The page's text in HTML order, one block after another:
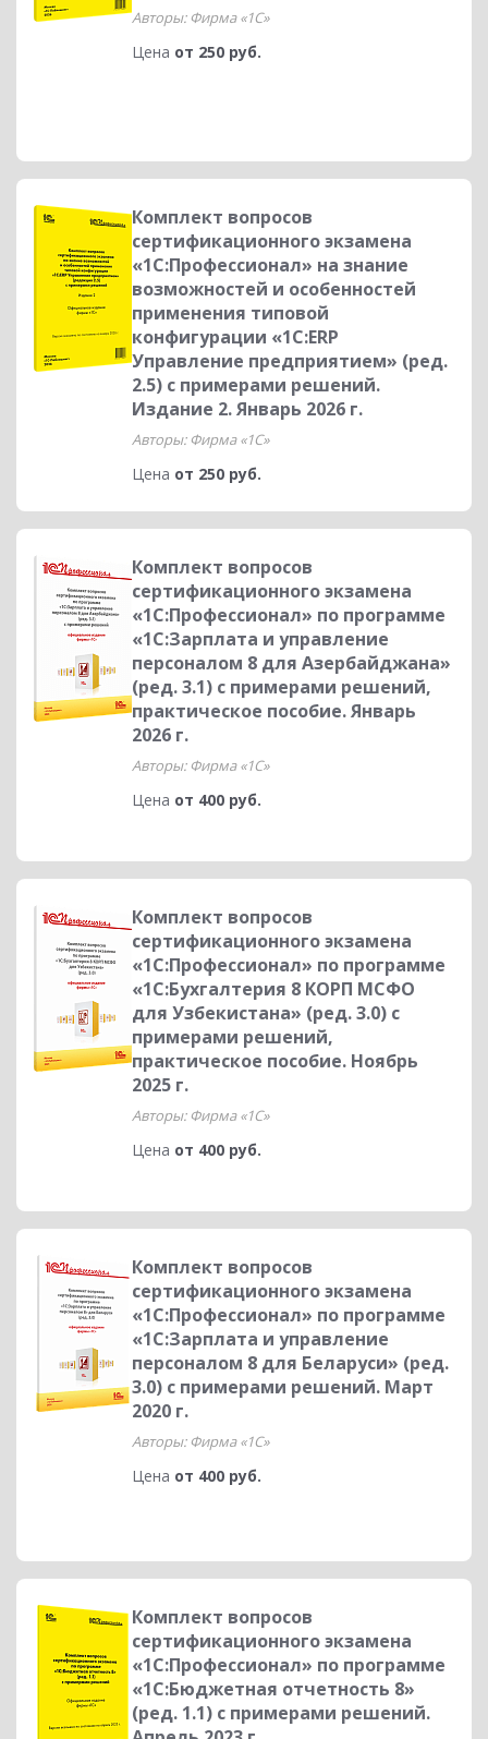
Авторы: Фирма «1С»
Цена от 250 руб.
Комплект вопросов
сертификационного экзамена
«1С:Профессионал» на знание
возможностей и особенностей
применения типовой
конфигурации «1С:ERP
Управление предприятием» (ред.
2.5) с примерами решений.
Издание 2. Январь 2026 г.
Авторы: Фирма «1С»
Цена от 250 руб.
Комплект вопросов
сертификационного экзамена
«1С:Профессионал» по программе
«1С:Зарплата и управление
персоналом 8 для Азербайджана»
(ред. 3.1) с примерами решений,
практическое пособие. Январь
2026 г.
Авторы: Фирма «1С»
Цена от 400 руб.
Комплект вопросов
сертификационного экзамена
«1С:Профессионал» по программе
«1С:Бухгалтерия 8 КОРП МСФО
для Узбекистана» (ред. 3.0) с
примерами решений,
практическое пособие. Ноябрь
2025 г.
Авторы: Фирма «1С»
Цена от 400 руб.
Комплект вопросов
сертификационного экзамена
«1С:Профессионал» по программе
«1С:Зарплата и управление
персоналом 8 для Беларуси» (ред.
3.0) с примерами решений. Март
2020 г.
Авторы: Фирма «1С»
Цена от 400 руб.
Комплект вопросов
сертификационного экзамена
«1С:Профессионал» по программе
«1С:Бюджетная отчетность 8»
(ред. 1.1) с примерами решений.